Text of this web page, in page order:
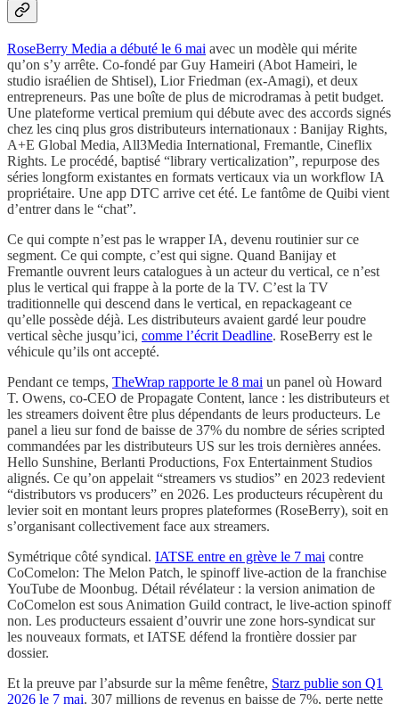
RoseBerry Media a débuté le 6 mai avec un modèle qui mérite
qu’on s’y arrête. Co-fondé par Guy Hameiri (Abot Hameiri, le
studio israélien de Shtisel), Lior Friedman (ex-Amagi), et deux
entrepreneurs. Pas une boîte de plus de microdramas à petit budget.
Une plateforme vertical premium qui débute avec des accords signés
chez les cinq plus gros distributeurs internationaux : Banijay Rights,
A+E Global Media, All3Media International, Fremantle, Cineflix
Rights. Le procédé, baptisé “library verticalization”, repurpose des
séries longform existantes en formats verticaux via un workflow IA
propriétaire. Une app DTC arrive cet été. Le fantôme de Quibi vient
d’entrer dans le “chat”.
Ce qui compte n’est pas le wrapper IA, devenu routinier sur ce
segment. Ce qui compte, c’est qui signe. Quand Banijay et
Fremantle ouvrent leurs catalogues à un acteur du vertical, ce n’est
plus le vertical qui frappe à la porte de la TV. C’est la TV
traditionnelle qui descend dans le vertical, en repackageant ce
qu’elle possède déjà. Les distributeurs avaient gardé leur poudre
vertical sèche jusqu’ici, comme l’écrit Deadline. RoseBerry est le
véhicule qu’ils ont accepté.
Pendant ce temps, TheWrap rapporte le 8 mai un panel où Howard
T. Owens, co-CEO de Propagate Content, lance : les distributeurs et
les streamers doivent être plus dépendants de leurs producteurs. Le
panel a lieu sur fond de baisse de 37% du nombre de séries scripted
commandées par les distributeurs US sur les trois dernières années.
Hello Sunshine, Berlanti Productions, Fox Entertainment Studios
alignés. Ce qu’on appelait “streamers vs studios” en 2023 redevient
“distributors vs producers” en 2026. Les producteurs récupèrent du
levier soit en montant leurs propres plateformes (RoseBerry), soit en
s’organisant collectivement face aux streamers.
Symétrique côté syndical. IATSE entre en grève le 7 mai contre
CoComelon: The Melon Patch, le spinoff live-action de la franchise
YouTube de Moonbug. Détail révélateur : la version animation de
CoComelon est sous Animation Guild contract, le live-action spinoff
non. Les producteurs essaient d’ouvrir une zone hors-syndicat sur
les nouveaux formats, et IATSE défend la frontière dossier par
dossier.
Et la preuve par l’absurde sur la même fenêtre, Starz publie son Q1
2026 le 7 mai. 307 millions de revenus en baisse de 7%, perte nette